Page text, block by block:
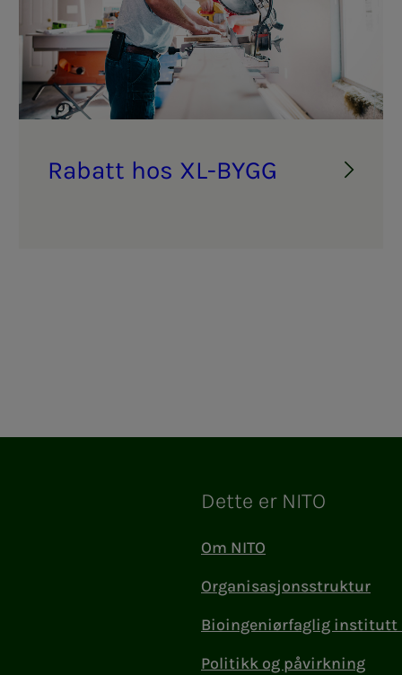
Ra­­­batt hos XL-BYGG
Dette er NITO
Om NITO
Organisasjonsstruktur
Bioingeniørfaglig institutt
Politikk og påvirkning